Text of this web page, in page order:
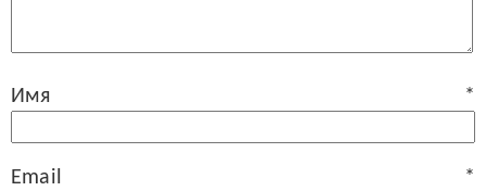
Имя *
Email *